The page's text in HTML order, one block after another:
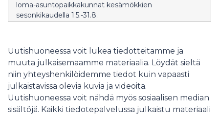
loma-asuntopaikkakunnat kesämökkien
sesonkikaudella 1.5.-31.8.
Uutishuoneessa voit lukea tiedotteitamme ja
muuta julkaisemaamme materiaalia. Löydät sieltä
niin yhteyshenkilöidemme tiedot kuin vapaasti
julkaistavissa olevia kuvia ja videoita.
Uutishuoneessa voit nähdä myös sosiaalisen median
sisältöjä. Kaikki tiedotepalvelussa julkaistu materiaali